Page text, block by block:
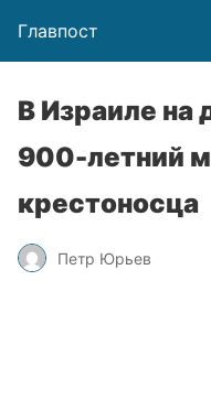
Главпост
В Израиле на
900-летний
крестоносца
Петр Юрьев